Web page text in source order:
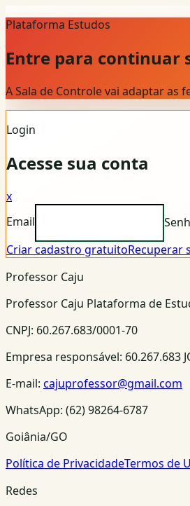
Plataforma Estudos
Entre para continuar
A Sala de Controle vai adaptar as
Login
Acesse sua conta
x
Email
Criar cadastro gratuitoRecuperar
Professor Caju
Professor Caju Plataforma de
CNPJ: 60.267.683/0001-70
Empresa responsável: 60.267.683
E-mail: cajuprofessor@gmail.com
WhatsApp: (62) 98264-6787
Goiânia/GO
Política de PrivacidadeTermos de
Redes